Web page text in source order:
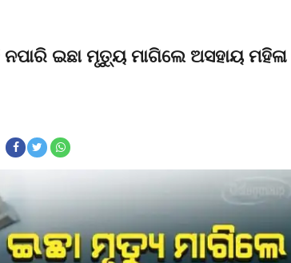
ଇଛା ମୃତ୍ୟୁ ମାଗିଲେ ଅସହାୟ ମହିଳା